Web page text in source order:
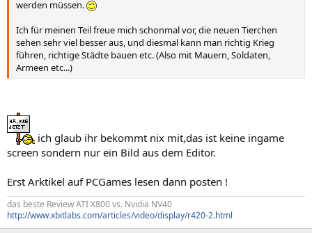
werden müssen.
Ich für meinen Teil freue mich schonmal vor, die neuen Tierchen
sehen sehr viel besser aus, und diesmal kann man richtig Krieg
führen, richtige Städte bauen etc. (Also mit Mauern, Soldaten,
Armeen etc...)
ich glaub ihr bekommt nix mit,das ist keine ingame
screen sondern nur ein Bild aus dem Editor.
Erst Arktikel auf PCGames lesen dann posten !
das beste Review ATI X800 vs. Nvidia NV40
http://www.xbitlabs.com/articles/video/display/r420-2.html